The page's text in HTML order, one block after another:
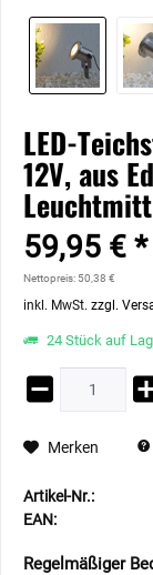
LED-
12V, aus
59,95 € *
Nettopreis: 50,38 €
inkl. MwSt. zzgl.
24 Stück auf
Merken
Artikel-Nr.:
EAN:
Regelmäßiger